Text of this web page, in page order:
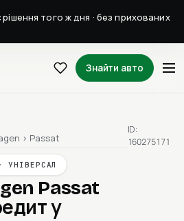
того ж дня · без прихованих
Знайти авто
› Passat
· УНІВЕРСАЛ
Passat
у
ID:
160275171